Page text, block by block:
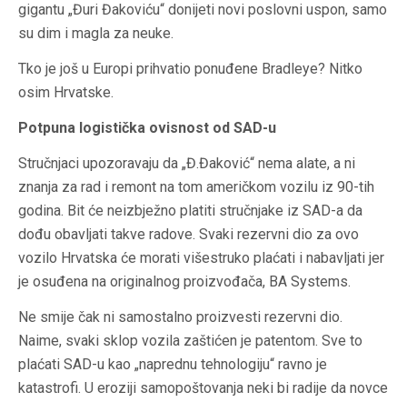
gigantu „Đuri Đakoviću“ donijeti novi poslovni uspon, samo
su dim i magla za neuke.
Tko je još u Europi prihvatio ponuđene Bradleye? Nitko
osim Hrvatske.
Potpuna logistička ovisnost od SAD-u
Stručnjaci upozoravaju da „Đ.Đaković“ nema alate, a ni
znanja za rad i remont na tom američkom vozilu iz 90-tih
godina. Bit će neizbježno platiti stručnjake iz SAD-a da
dođu obavljati takve radove. Svaki rezervni dio za ovo
vozilo Hrvatska će morati višestruko plaćati i nabavljati jer
je osuđena na originalnog proizvođača, BA Systems.
Ne smije čak ni samostalno proizvesti rezervni dio.
Naime, svaki sklop vozila zaštićen je patentom. Sve to
plaćati SAD-u kao „naprednu tehnologiju“ ravno je
katastrofi. U eroziji samopoštovanja neki bi radije da novce